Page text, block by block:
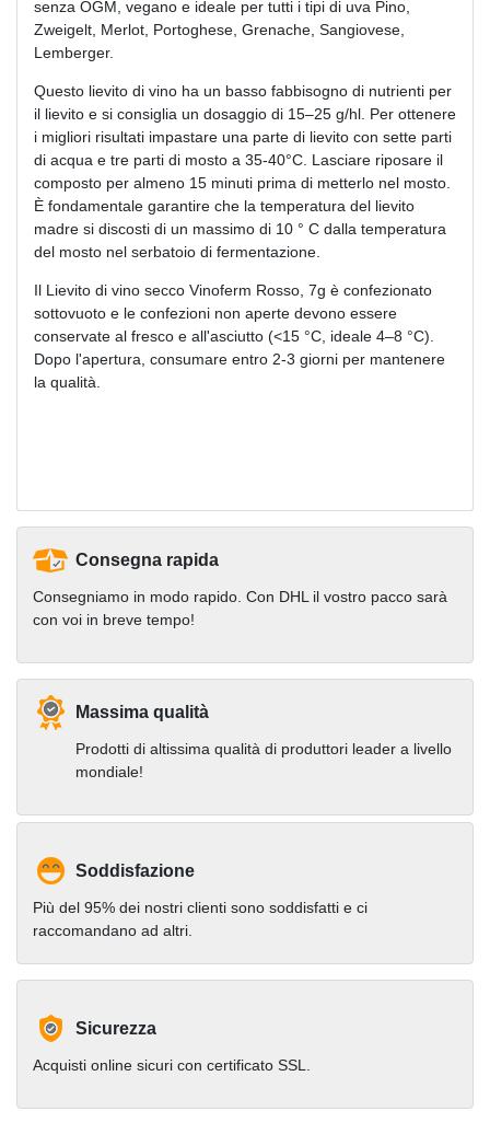
senza OGM, vegano e ideale per tutti i tipi di uva Pino,
Zweigelt, Merlot, Portoghese, Grenache, Sangiovese,
Lemberger.
Questo lievito di vino ha un basso fabbisogno di nutrienti per
il lievito e si consiglia un dosaggio di 15–25 g/hl. Per ottenere
i migliori risultati impastare una parte di lievito con sette parti
di acqua e tre parti di mosto a 35-40°C. Lasciare riposare il
composto per almeno 15 minuti prima di metterlo nel mosto.
È fondamentale garantire che la temperatura del lievito
madre si discosti di un massimo di 10 ° C dalla temperatura
del mosto nel serbatoio di fermentazione.
Il Lievito di vino secco Vinoferm Rosso, 7g è confezionato
sottovuoto e le confezioni non aperte devono essere
conservate al fresco e all'asciutto (<15 °C, ideale 4–8 °C).
Dopo l'apertura, consumare entro 2-3 giorni per mantenere
la qualità.
Consegna rapida
Consegniamo in modo rapido. Con DHL il vostro pacco sarà
con voi in breve tempo!
Massima qualità
Prodotti di altissima qualità di produttori leader a livello
mondiale!
Soddisfazione
Più del 95% dei nostri clienti sono soddisfatti e ci
raccomandano ad altri.
Sicurezza
Acquisti online sicuri con certificato SSL.